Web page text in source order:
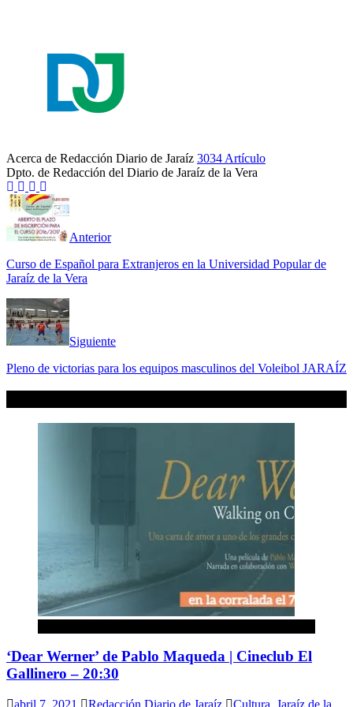
Acerca de Redacción Diario de Jaraíz 3034 Artículo
Dpto. de Redacción del Diario de Jaraíz de la Vera
Sitio
web
Facebook
Twitter
Anterior
Curso de Español para Extranjeros en la Universidad Popular de
Jaraíz de la Vera
Siguiente
Pleno de victorias para los equipos masculinos del Voleibol JARAÍZ
‘Dear Werner’ de Pablo Maqueda | Cineclub El
Gallinero – 20:30
abril 7, 2021 Redacción Diario de Jaraíz Cultura Jaraíz de la